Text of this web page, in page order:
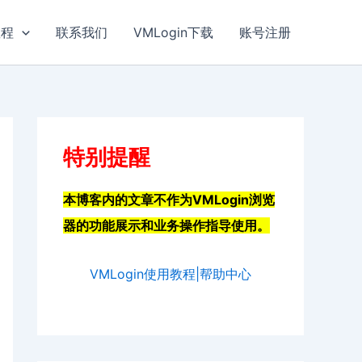
联系我们 VMLogin下载 账号注册
特别提醒
本博客内的文章不作为VMLogin浏览
器的功能展示和业务操作指导使用。
VMLogin使用教程|帮助中心